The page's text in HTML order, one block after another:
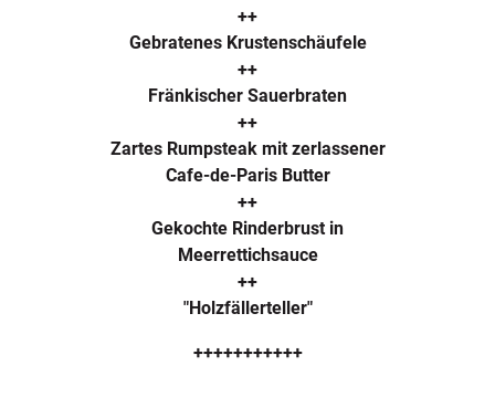
++
Gebratenes Krustenschäufele
++
Fränkischer Sauerbraten
++
Zartes Rumpsteak mit zerlassener
Cafe-de-Paris Butter
++
Gekochte Rinderbrust in
Meerrettichsauce
++
"Holzfällerteller"
+++++++++++